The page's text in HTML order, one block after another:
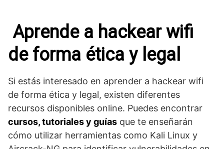
Aprende a hackear wifi
de forma ética y legal
Si estás interesado en aprender a hackear wifi
de forma ética y legal, existen diferentes
recursos disponibles online. Puedes encontrar
cursos, tutoriales y guías que te enseñarán
cómo utilizar herramientas como Kali Linux y